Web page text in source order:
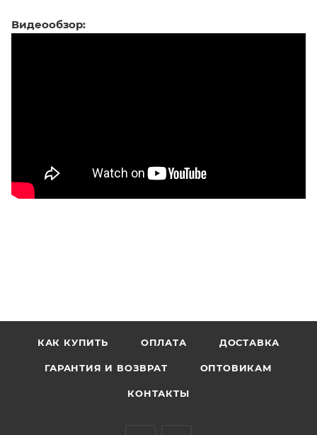
Видеообзор:
КАК КУПИТЬ ОПЛАТА ДОСТАВКА
ГАРАНТИЯ И ВОЗВРАТ ОПТОВИКАМ
КОНТАКТЫ